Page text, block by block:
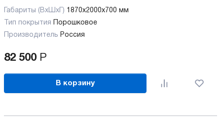
Габариты (ВхШхГ) 1870x2000x700 мм
Тип покрытия
Порошковое
Производитель Россия
82 500 Р
В корзину